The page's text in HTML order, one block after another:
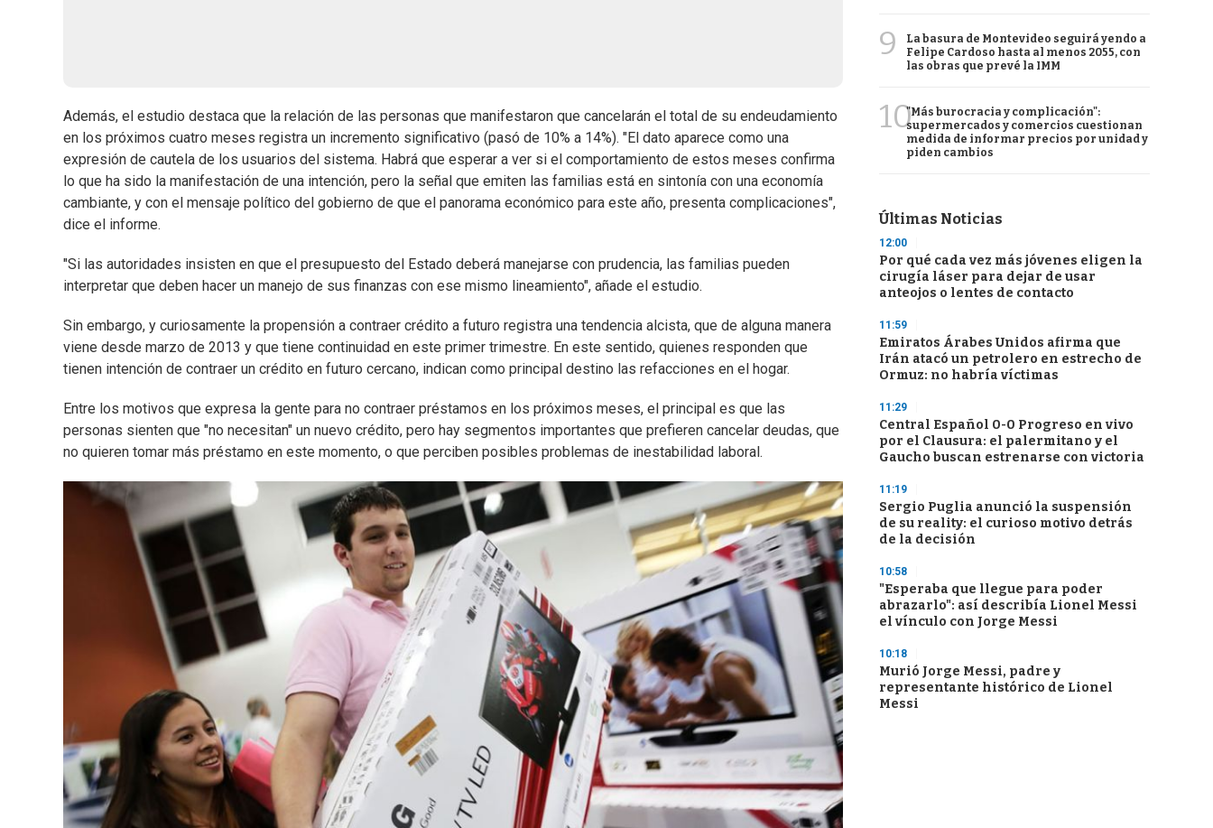
Además, el estudio destaca que la relación de las personas que manifestaron que cancelarán el total de su endeudamiento
en los próximos cuatro meses registra un incremento significativo (pasó de 10% a 14%). "El dato aparece como una
expresión de cautela de los usuarios del sistema. Habrá que esperar a ver si el comportamiento de estos meses confirma
lo que ha sido la manifestación de una intención, pero la señal que emiten las familias está en sintonía con una economía
cambiante, y con el mensaje político del gobierno de que el panorama económico para este año, presenta complicaciones",
dice el informe.
"Si las autoridades insisten en que el presupuesto del Estado deberá manejarse con prudencia, las familias pueden
interpretar que deben hacer un manejo de sus finanzas con ese mismo lineamiento", añade el estudio.
Sin embargo, y curiosamente la propensión a contraer crédito a futuro registra una tendencia alcista, que de alguna manera
viene desde marzo de 2013 y que tiene continuidad en este primer trimestre. En este sentido, quienes responden que
tienen intención de contraer un crédito en futuro cercano, indican como principal destino las refacciones en el hogar.
Entre los motivos que expresa la gente para no contraer préstamos en los próximos meses, el principal es que las
personas sienten que "no necesitan" un nuevo crédito, pero hay segmentos importantes que prefieren cancelar deudas, que
no quieren tomar más préstamo en este momento, o que perciben posibles problemas de inestabilidad laboral.
9
La basura de Montevideo seguirá yendo a
Felipe Cardoso hasta al menos 2055, con
las obras que prevé la IMM
10"Más burocracia y complicación":
supermercados y comercios cuestionan
medida de informar precios por unidad y
piden cambios
Últimas Noticias
12:00
Por qué cada vez más jóvenes eligen la
cirugía láser para dejar de usar
anteojos o lentes de contacto
11:59
Emiratos Árabes Unidos afirma que
Irán atacó un petrolero en estrecho de
Ormuz: no habría víctimas
11:29
Central Español 0-0 Progreso en vivo
por el Clausura: el palermitano y el
Gaucho buscan estrenarse con victoria
11:19
Sergio Puglia anunció la suspensión
de su reality: el curioso motivo detrás
de la decisión
10:58
"Esperaba que llegue para poder
abrazarlo": así describía Lionel Messi
el vínculo con Jorge Messi
10:18
Murió Jorge Messi, padre y
representante histórico de Lionel
Messi